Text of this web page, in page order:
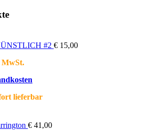
#2 € 15,00
lieferbar
€ 41,00